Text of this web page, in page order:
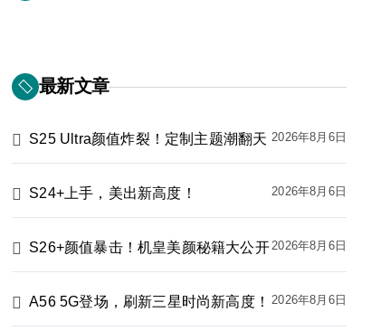
最新文章
S25 Ultra颜值炸裂！定制主题潮翻天 2026年8月6日
S24+上手，美出新高度！ 2026年8月6日
S26+颜值暴击！机皇美颜秘籍大公开2026年8月6日
A56 5G登场，刷新三星时尚新高度！ 2026年8月6日